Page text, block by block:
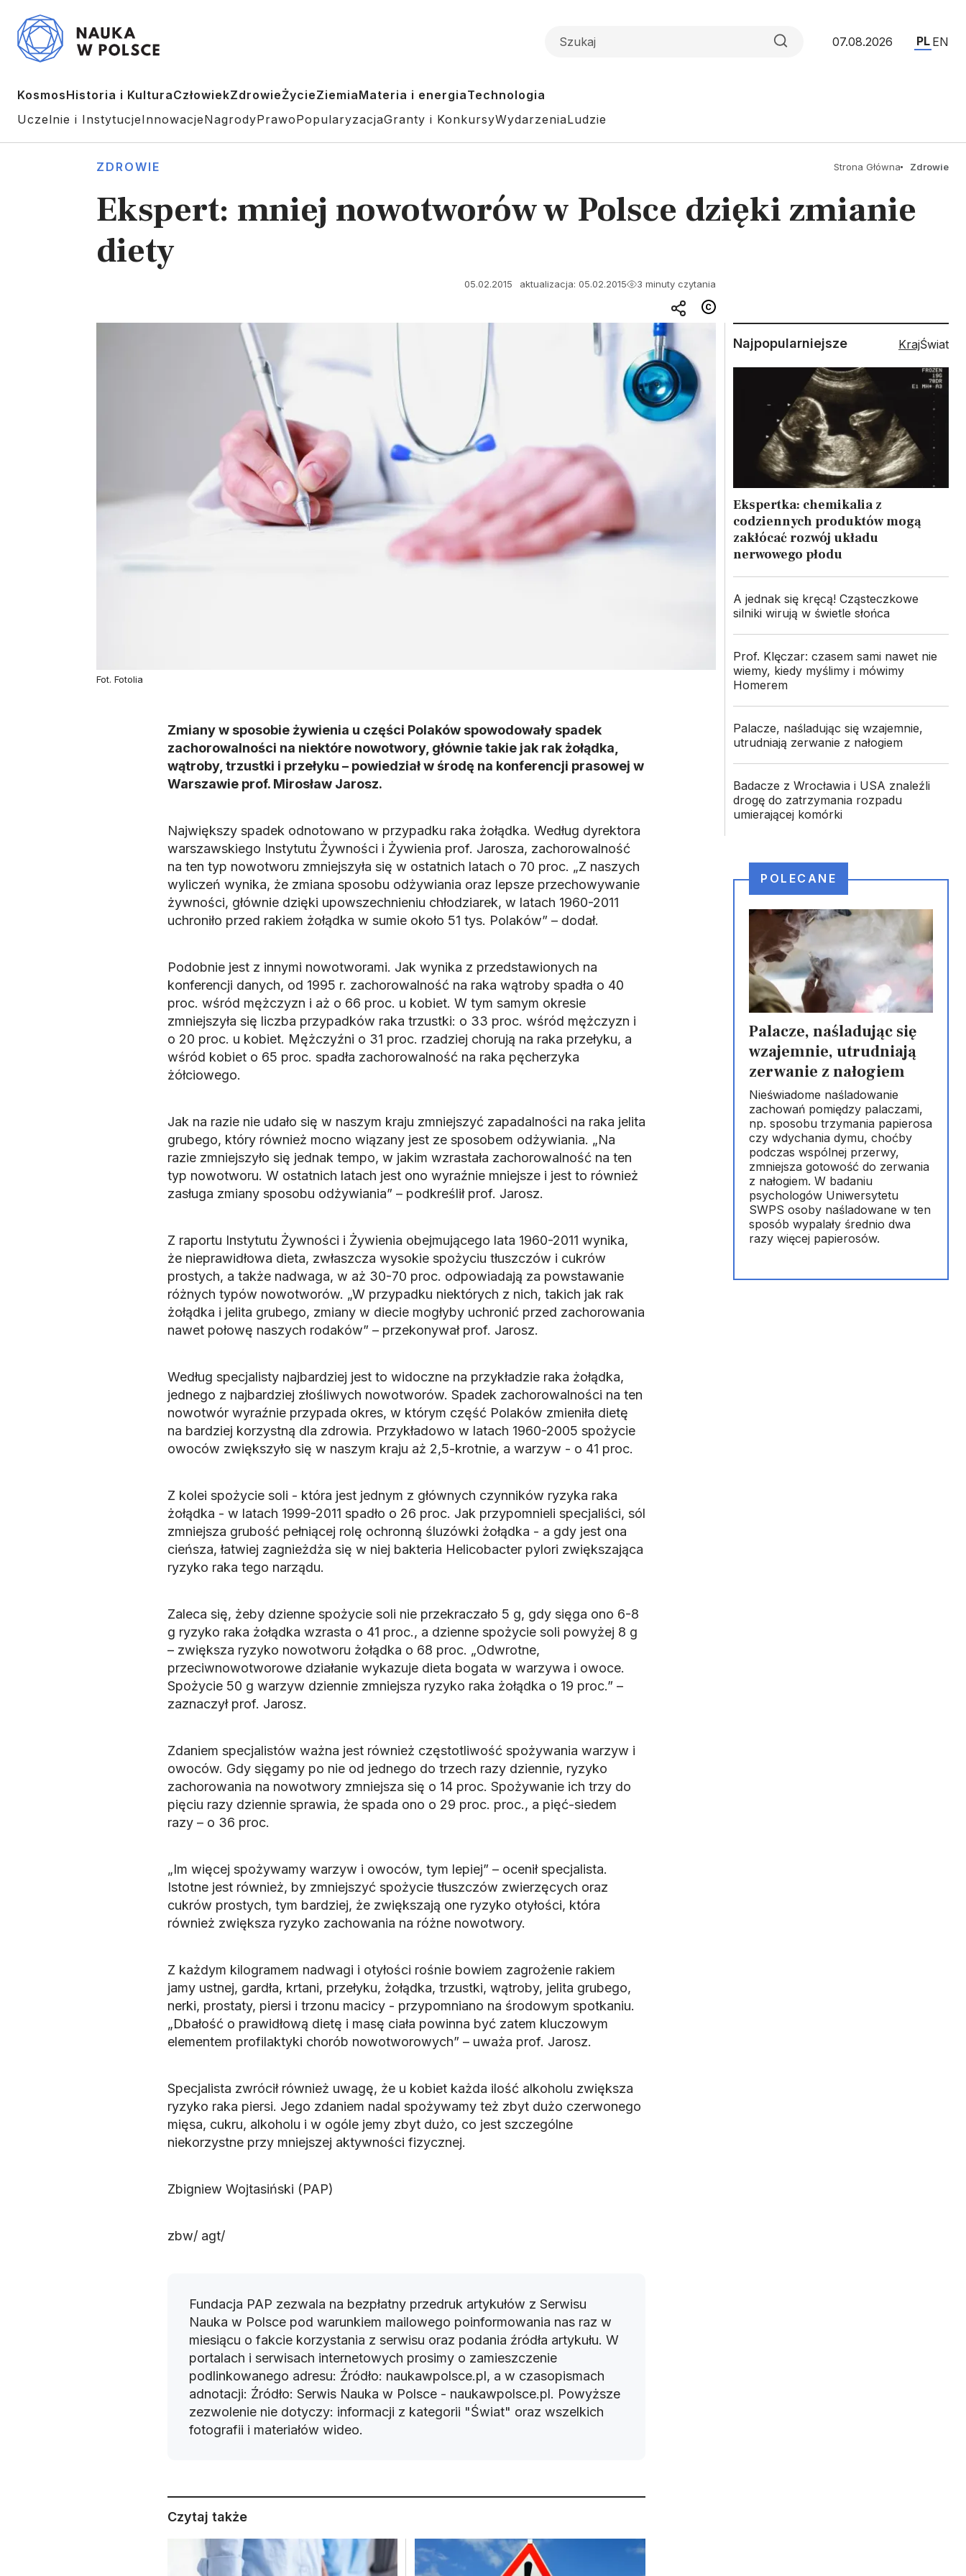
07.08.2026 PL EN
KosmosHistoria i KulturaCzłowiekZdrowieŻycieZiemiaMateria i energiaTechnologia
Uczelnie i InstytucjeInnowacjeNagrodyPrawoPopularyzacjaGranty i KonkursyWydarzeniaLudzie
ZDROWIE Strona Główna Zdrowie
Ekspert: mniej nowotworów w Polsce dzięki zmianie
diety
05.02.2015 aktualizacja: 05.02.2015 3 minuty czytania
Fot. Fotolia
Zmiany w sposobie żywienia u części Polaków spowodowały spadek
zachorowalności na niektóre nowotwory, głównie takie jak rak żołądka,
wątroby, trzustki i przełyku – powiedział w środę na konferencji prasowej w
Warszawie prof. Mirosław Jarosz.
Największy spadek odnotowano w przypadku raka żołądka. Według dyrektora
warszawskiego Instytutu Żywności i Żywienia prof. Jarosza, zachorowalność
na ten typ nowotworu zmniejszyła się w ostatnich latach o 70 proc. „Z naszych
wyliczeń wynika, że zmiana sposobu odżywiania oraz lepsze przechowywanie
żywności, głównie dzięki upowszechnieniu chłodziarek, w latach 1960-2011
uchroniło przed rakiem żołądka w sumie około 51 tys. Polaków” – dodał.
Podobnie jest z innymi nowotworami. Jak wynika z przedstawionych na
konferencji danych, od 1995 r. zachorowalność na raka wątroby spadła o 40
proc. wśród mężczyzn i aż o 66 proc. u kobiet. W tym samym okresie
zmniejszyła się liczba przypadków raka trzustki: o 33 proc. wśród mężczyzn i
o 20 proc. u kobiet. Mężczyźni o 31 proc. rzadziej chorują na raka przełyku, a
wśród kobiet o 65 proc. spadła zachorowalność na raka pęcherzyka
żółciowego.
Jak na razie nie udało się w naszym kraju zmniejszyć zapadalności na raka jelita
grubego, który również mocno wiązany jest ze sposobem odżywiania. „Na
razie zmniejszyło się jednak tempo, w jakim wzrastała zachorowalność na ten
typ nowotworu. W ostatnich latach jest ono wyraźnie mniejsze i jest to również
zasługa zmiany sposobu odżywiania” – podkreślił prof. Jarosz.
Z raportu Instytutu Żywności i Żywienia obejmującego lata 1960-2011 wynika,
że nieprawidłowa dieta, zwłaszcza wysokie spożyciu tłuszczów i cukrów
prostych, a także nadwaga, w aż 30-70 proc. odpowiadają za powstawanie
różnych typów nowotworów. „W przypadku niektórych z nich, takich jak rak
żołądka i jelita grubego, zmiany w diecie mogłyby uchronić przed zachorowania
nawet połowę naszych rodaków” – przekonywał prof. Jarosz.
Według specjalisty najbardziej jest to widoczne na przykładzie raka żołądka,
jednego z najbardziej złośliwych nowotworów. Spadek zachorowalności na ten
nowotwór wyraźnie przypada okres, w którym część Polaków zmieniła dietę
na bardziej korzystną dla zdrowia. Przykładowo w latach 1960-2005 spożycie
owoców zwiększyło się w naszym kraju aż 2,5-krotnie, a warzyw - o 41 proc.
Z kolei spożycie soli - która jest jednym z głównych czynników ryzyka raka
żołądka - w latach 1999-2011 spadło o 26 proc. Jak przypomnieli specjaliści, sól
zmniejsza grubość pełniącej rolę ochronną śluzówki żołądka - a gdy jest ona
cieńsza, łatwiej zagnieżdża się w niej bakteria Helicobacter pylori zwiększająca
ryzyko raka tego narządu.
Zaleca się, żeby dzienne spożycie soli nie przekraczało 5 g, gdy sięga ono 6-8
g ryzyko raka żołądka wzrasta o 41 proc., a dzienne spożycie soli powyżej 8 g
– zwiększa ryzyko nowotworu żołądka o 68 proc. „Odwrotne,
przeciwnowotworowe działanie wykazuje dieta bogata w warzywa i owoce.
Spożycie 50 g warzyw dziennie zmniejsza ryzyko raka żołądka o 19 proc.” –
zaznaczył prof. Jarosz.
Zdaniem specjalistów ważna jest również częstotliwość spożywania warzyw i
owoców. Gdy sięgamy po nie od jednego do trzech razy dziennie, ryzyko
zachorowania na nowotwory zmniejsza się o 14 proc. Spożywanie ich trzy do
pięciu razy dziennie sprawia, że spada ono o 29 proc. proc., a pięć-siedem
razy – o 36 proc.
„Im więcej spożywamy warzyw i owoców, tym lepiej” – ocenił specjalista.
Istotne jest również, by zmniejszyć spożycie tłuszczów zwierzęcych oraz
cukrów prostych, tym bardziej, że zwiększają one ryzyko otyłości, która
również zwiększa ryzyko zachowania na różne nowotwory.
Z każdym kilogramem nadwagi i otyłości rośnie bowiem zagrożenie rakiem
jamy ustnej, gardła, krtani, przełyku, żołądka, trzustki, wątroby, jelita grubego,
nerki, prostaty, piersi i trzonu macicy - przypomniano na środowym spotkaniu.
„Dbałość o prawidłową dietę i masę ciała powinna być zatem kluczowym
elementem profilaktyki chorób nowotworowych” – uważa prof. Jarosz.
Specjalista zwrócił również uwagę, że u kobiet każda ilość alkoholu zwiększa
ryzyko raka piersi. Jego zdaniem nadal spożywamy też zbyt dużo czerwonego
mięsa, cukru, alkoholu i w ogóle jemy zbyt dużo, co jest szczególne
niekorzystne przy mniejszej aktywności fizycznej.
Zbigniew Wojtasiński (PAP)
zbw/ agt/
Fundacja PAP zezwala na bezpłatny przedruk artykułów z Serwisu
Nauka w Polsce pod warunkiem mailowego poinformowania nas raz w
miesiącu o fakcie korzystania z serwisu oraz podania źródła artykułu. W
portalach i serwisach internetowych prosimy o zamieszczenie
podlinkowanego adresu: Źródło: naukawpolsce.pl, a w czasopismach
adnotacji: Źródło: Serwis Nauka w Polsce - naukawpolsce.pl. Powyższe
zezwolenie nie dotyczy: informacji z kategorii "Świat" oraz wszelkich
fotografii i materiałów wideo.
Czytaj także
Najpopularniejsze KrajŚwiat
Ekspertka: chemikalia z
codziennych produktów mogą
zakłócać rozwój układu
nerwowego płodu
A jednak się kręcą! Cząsteczkowe
silniki wirują w świetle słońca
Prof. Klęczar: czasem sami nawet nie
wiemy, kiedy myślimy i mówimy
Homerem
Palacze, naśladując się wzajemnie,
utrudniają zerwanie z nałogiem
Badacze z Wrocławia i USA znaleźli
drogę do zatrzymania rozpadu
umierającej komórki
POLECANE
Palacze, naśladując się
wzajemnie, utrudniają
zerwanie z nałogiem
Nieświadome naśladowanie
zachowań pomiędzy palaczami,
np. sposobu trzymania papierosa
czy wdychania dymu, choćby
podczas wspólnej przerwy,
zmniejsza gotowość do zerwania
z nałogiem. W badaniu
psychologów Uniwersytetu
SWPS osoby naśladowane w ten
sposób wypalały średnio dwa
razy więcej papierosów.